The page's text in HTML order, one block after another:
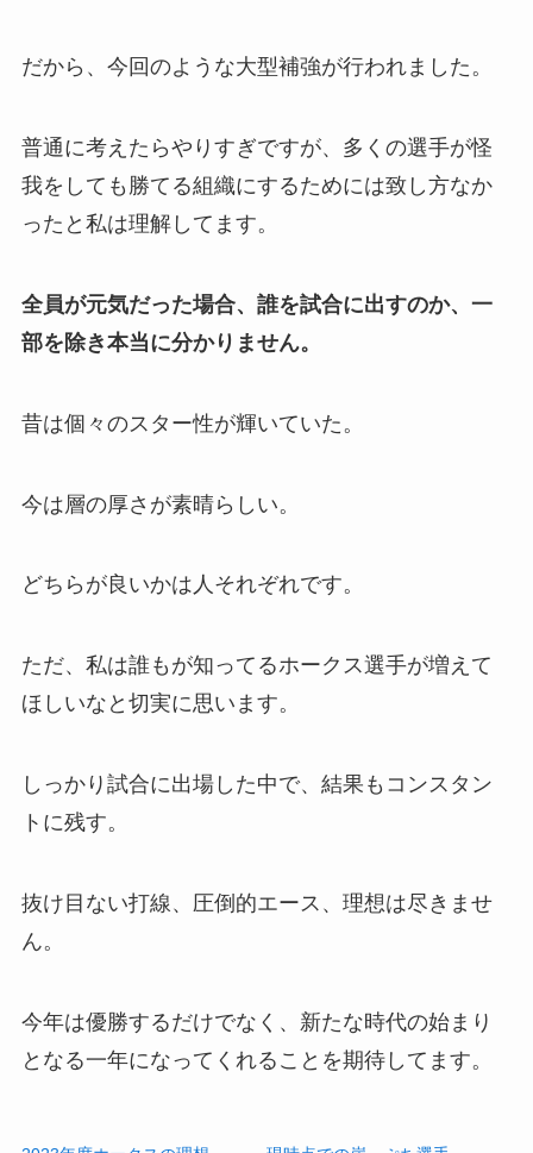
だから、今回のような大型補強が行われました。
普通に考えたらやりすぎですが、多くの選手が怪
我をしても勝てる組織にするためには致し方なか
ったと私は理解してます。
全員が元気だった場合、誰を試合に出すのか、一
部を除き本当に分かりません。
昔は個々のスター性が輝いていた。
今は層の厚さが素晴らしい。
どちらが良いかは人それぞれです。
ただ、私は誰もが知ってるホークス選手が増えて
ほしいなと切実に思います。
しっかり試合に出場した中で、結果もコンスタン
トに残す。
抜け目ない打線、圧倒的エース、理想は尽きませ
ん。
今年は優勝するだけでなく、新たな時代の始まり
となる一年になってくれることを期待してます。